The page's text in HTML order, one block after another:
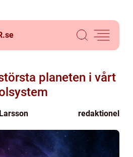
se
planeten i vårt
redaktionel